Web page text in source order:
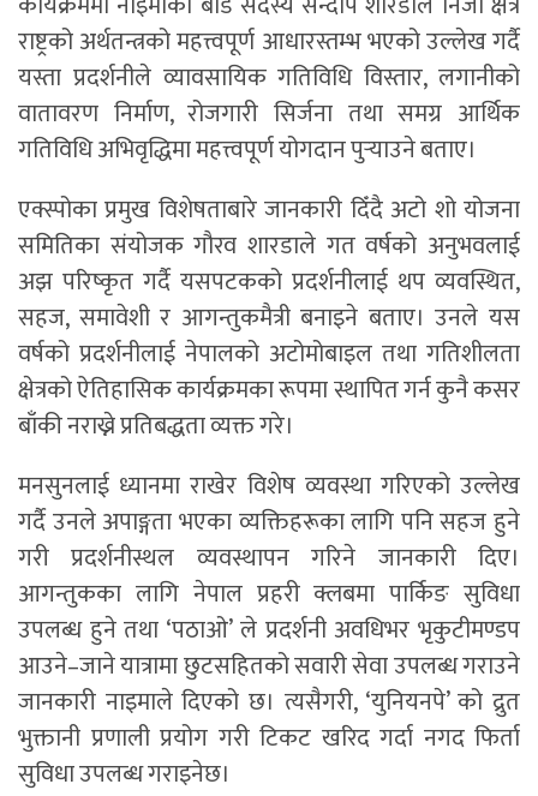
राष्ट्रको अर्थतन्त्रको महत्त्वपूर्ण आधारस्तम्भ भएको उल्लेख गर्दै
यस्ता प्रदर्शनीले व्यावसायिक गतिविधि विस्तार, लगानीको
वातावरण निर्माण, रोजगारी सिर्जना तथा समग्र आर्थिक
गतिविधि अभिवृद्धिमा महत्त्वपूर्ण योगदान पुर्‍याउने बताए।
एक्स्पोका प्रमुख विशेषताबारे जानकारी दिँदै अटो शो योजना
समितिका संयोजक गौरव शारडाले गत वर्षको अनुभवलाई
अझ परिष्कृत गर्दै यसपटकको प्रदर्शनीलाई थप व्यवस्थित,
सहज, समावेशी र आगन्तुकमैत्री बनाइने बताए। उनले यस
वर्षको प्रदर्शनीलाई नेपालको अटोमोबाइल तथा गतिशीलता
क्षेत्रको ऐतिहासिक कार्यक्रमका रूपमा स्थापित गर्न कुनै कसर
बाँकी नराख्ने प्रतिबद्धता व्यक्त गरे।
मनसुनलाई ध्यानमा राखेर विशेष व्यवस्था गरिएको उल्लेख
गर्दै उनले अपाङ्गता भएका व्यक्तिहरूका लागि पनि सहज हुने
गरी प्रदर्शनीस्थल व्यवस्थापन गरिने जानकारी दिए।
आगन्तुकका लागि नेपाल प्रहरी क्लबमा पार्किङ सुविधा
उपलब्ध हुने तथा ‘पठाओ’ ले प्रदर्शनी अवधिभर भृकुटीमण्डप
आउने–जाने यात्रामा छुटसहितको सवारी सेवा उपलब्ध गराउने
जानकारी नाइमाले दिएको छ। त्यसैगरी, ‘युनियनपे’ को द्रुत
भुक्तानी प्रणाली प्रयोग गरी टिकट खरिद गर्दा नगद फिर्ता
सुविधा उपलब्ध गराइनेछ।